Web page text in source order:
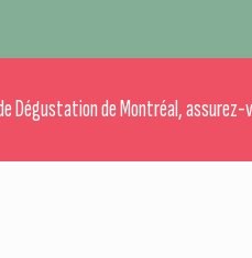
Dégustation de Montréal,